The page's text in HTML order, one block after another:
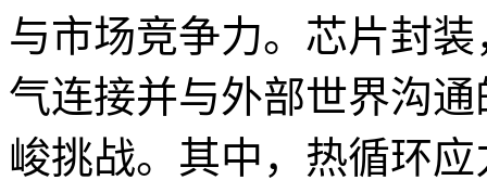
与市场竞争力。芯片封
气连接并与外部世界沟
峻挑战。其中，热循环